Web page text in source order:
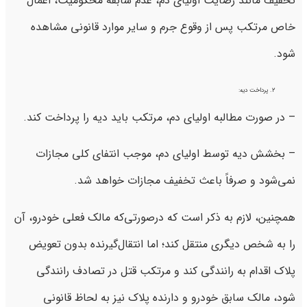
خاص مرتکب پس از وقوع جرم و سایر موارد قانونی مشاهده
شود.
پرداخت دیه:
– در صورت مطالبه اولیای دم، مرتکب باید دیه را پرداخت کند.
– بخشش دیه توسط اولیای دم، موجب انتفای کلی مجازات
نمی‌شود و صرفاً باعث تخفیف مجازات خواهد شد.
همچنین، لازم به ذکر است که درصورتی‌که مالک فعلی خودرو، آن
را به شخص دیگری منتقل کند؛ اما انتقال‌گیرنده بدون تعویض
پلاک اقدام به رانندگی کند و مرتکب قتل در تصادف رانندگی
شود، مالک سابق خودرو و دارنده پلاک نیز به لحاظ قانونی